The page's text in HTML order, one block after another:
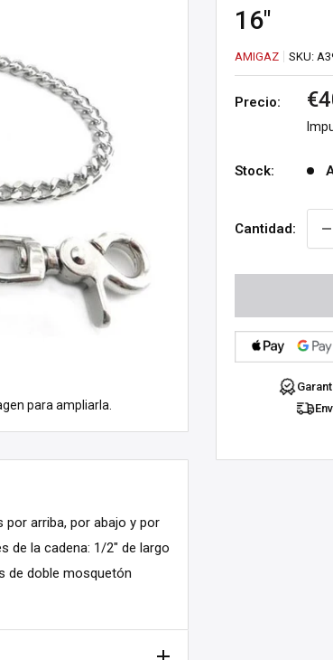
para ampliarla.
16"
AMIGAZ SKU:
Precio:
de
Stock:
Cantidad:
arriba, por abajo y por
de la cadena: 1/2" de largo
de doble mosquetón